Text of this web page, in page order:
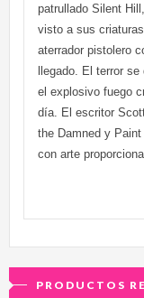
patrullado Silent
visto a sus
aterrador pistolero
llegado. El terror se
el explosivo fuego
día. El escritor
the Damned y
con arte
PRODUCTOS